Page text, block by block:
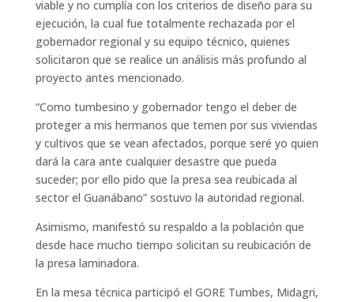
viable y no cumplía con los criterios de diseño para su
ejecución, la cual fue totalmente rechazada por el
gobernador regional y su equipo técnico, quienes
solicitaron que se realice un análisis más profundo al
proyecto antes mencionado.
“Como tumbesino y gobernador tengo el deber de
proteger a mis hermanos que temen por sus viviendas
y cultivos que se vean afectados, porque seré yo quien
dará la cara ante cualquier desastre que pueda
suceder; por ello pido que la presa sea reubicada al
sector el Guanábano” sostuvo la autoridad regional.
Asimismo, manifestó su respaldo a la población que
desde hace mucho tiempo solicitan su reubicación de
la presa laminadora.
En la mesa técnica participó el GORE Tumbes, Midagri,